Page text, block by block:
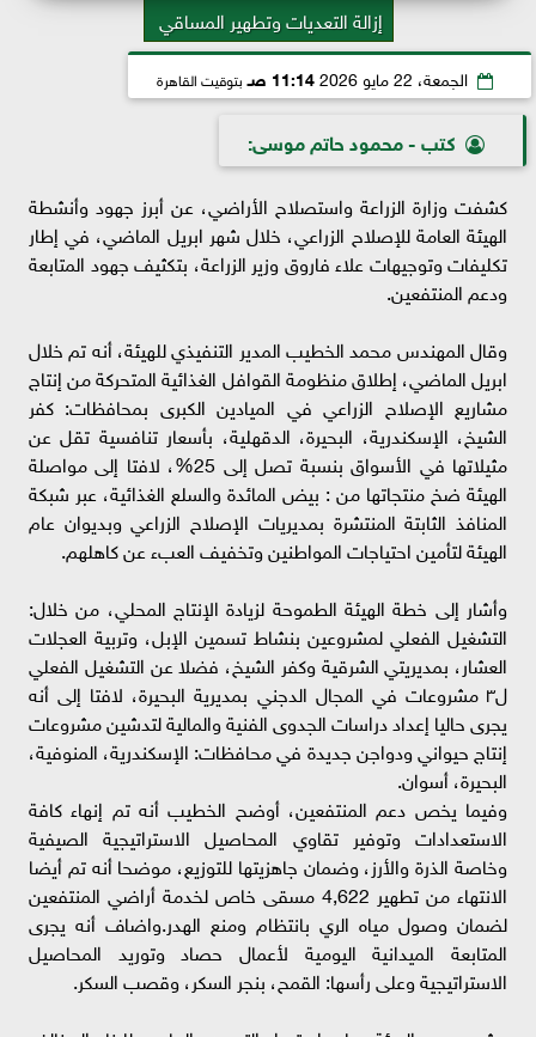
إزالة التعديات وتطهير المساقي
الجمعة، 22 مايو 2026 11:14 صـ بتوقيت القاهرة
كتب - محمود حاتم موسى:
كشفت وزارة الزراعة واستصلاح الأراضي، عن أبرز جهود وأنشطة
الهيئة العامة للإصلاح الزراعي، خلال شهر ابريل الماضي، في إطار
تكليفات وتوجيهات علاء فاروق وزير الزراعة، بتكثيف جهود المتابعة
ودعم المنتفعين.
وقال المهندس محمد الخطيب المدير التنفيذي للهيئة، أنه تم خلال
ابريل الماضي، إطلاق منظومة القوافل الغذائية المتحركة من إنتاج
مشاريع الإصلاح الزراعي في الميادين الكبرى بمحافظات: كفر
الشيخ، الإسكندرية، البحيرة، الدقهلية، بأسعار تنافسية تقل عن
مثيلاتها في الأسواق بنسبة تصل إلى 25%، لافتا إلى مواصلة
الهيئة ضخ منتجاتها من : بيض المائدة والسلع الغذائية، عبر شبكة
المنافذ الثابتة المنتشرة بمديريات الإصلاح الزراعي وبديوان عام
الهيئة لتأمين احتياجات المواطنين وتخفيف العبء عن كاهلهم.
وأشار إلى خطة الهيئة الطموحة لزيادة الإنتاج المحلي، من خلال:
التشغيل الفعلي لمشروعين بنشاط تسمين الإبل، وتربية العجلات
العشار، بمديريتي الشرقية وكفر الشيخ، فضلا عن التشغيل الفعلي
ل٣ مشروعات في المجال الدجني بمديرية البحيرة، لافتا إلى أنه
يجرى حاليا إعداد دراسات الجدوى الفنية والمالية لتدشين مشروعات
إنتاج حيواني ودواجن جديدة في محافظات: الإسكندرية، المنوفية،
البحيرة، أسوان.
وفيما يخص دعم المنتفعين، أوضح الخطيب أنه تم إنهاء كافة
الاستعدادات وتوفير تقاوي المحاصيل الاستراتيجية الصيفية
وخاصة الذرة والأرز، وضمان جاهزيتها للتوزيع، موضحا أنه تم أيضا
الانتهاء من تطهير 4,622 مسقى خاص لخدمة أراضي المنتفعين
لضمان وصول مياه الري بانتظام ومنع الهدر.واضاف أنه يجرى
المتابعة الميدانية اليومية لأعمال حصاد وتوريد المحاصيل
الاستراتيجية وعلى رأسها: القمح، بنجر السكر، وقصب السكر.